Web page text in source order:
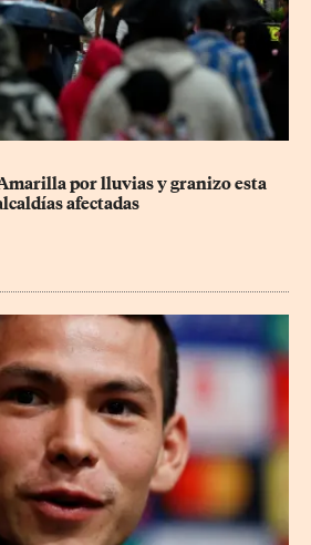
por lluvias y granizo esta
afectadas